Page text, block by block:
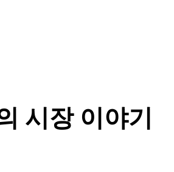
시장 이야기